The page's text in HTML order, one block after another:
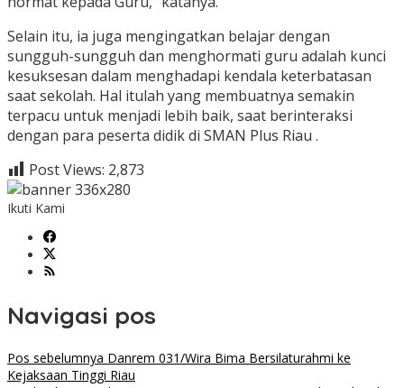
Selain itu, ia juga mengingatkan belajar dengan
sungguh-sungguh dan menghormati guru adalah kunci
kesuksesan dalam menghadapi kendala keterbatasan
saat sekolah. Hal itulah yang membuatnya semakin
terpacu untuk menjadi lebih baik, saat berinteraksi
dengan para peserta didik di SMAN Plus Riau .
Post Views: 2,873
Ikuti Kami
Navigasi pos
Pos sebelumnya Danrem 031/Wira Bima Bersilaturahmi ke
Kejaksaan Tinggi Riau